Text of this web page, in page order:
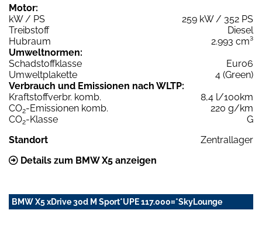
Motor:
kW / PS
259 kW / 352 PS
Treibstoff
Diesel
Hubraum
2.993 cm³
Umweltnormen:
Schadstoffklasse
Euro6
Umweltplakette
4 (Green)
Verbrauch und Emissionen nach WLTP:
Kraftstoffverbr. komb.
8,4 l/100km
CO2-Emissionen komb.
220 g/km
CO2-Klasse
G
Standort
Zentrallager
Details zum BMW X5 anzeigen
BMW X5 xDrive 30d M Sport*UPE 117.000¤*SkyLounge